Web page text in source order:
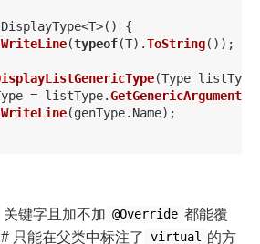
DisplayType<T>()
{
WriteLine(typeof(T).ToString());
(Type listType
= listType.GetGenericArguments
WriteLine(genType. Name);
关键字且加不加 @Override 都能覆
只能在父类中标注了 virtual 的方